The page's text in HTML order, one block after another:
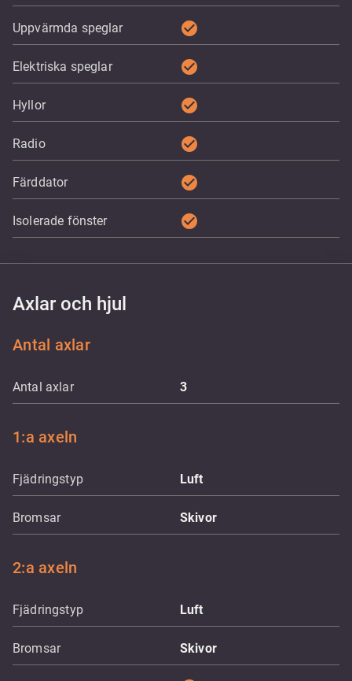
Uppvärmda speglar check_circle
Elektriska speglar check_circle
Hyllor check_circle
Radio check_circle
Färddator check_circle
Isolerade fönster check_circle
Axlar och hjul
Antal axlar
Antal axlar 3
1:a axeln
Fjädringstyp Luft
Bromsar Skivor
2:a axeln
Fjädringstyp Luft
Bromsar Skivor